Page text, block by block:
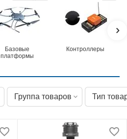
Базовые
платформы
Контроллеры
Группа товаров Тип